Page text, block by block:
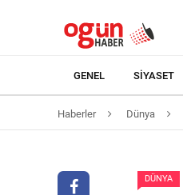
GENEL SIYASET
Haberler Dünya
DÜNYA